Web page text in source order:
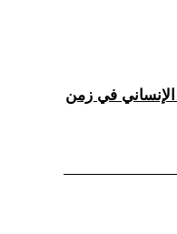
في زمن